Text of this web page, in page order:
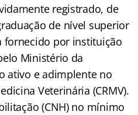
registrado, de
de nível superior
fornecido por instituição
Ministério da
ativo e adimplente no
Veterinária (CRMV).
(CNH) no mínimo